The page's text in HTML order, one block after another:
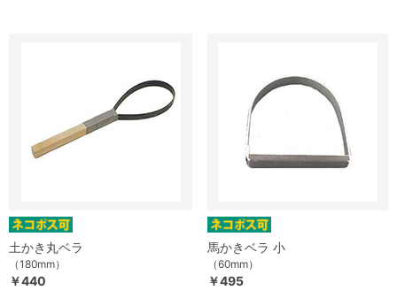
土かき丸ベラ
（180mm）
￥440
馬かきベラ 小
（60mm）
￥495